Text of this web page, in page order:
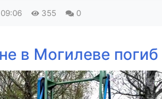
09:06 355 0
в Могилеве